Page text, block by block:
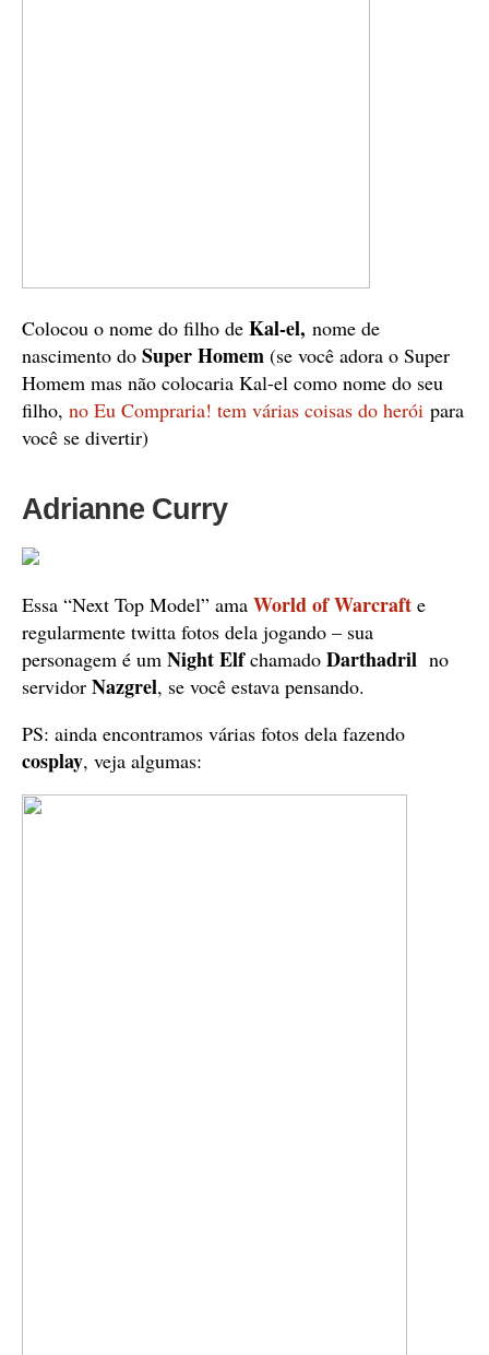
Colocou o nome do filho de Kal-el, nome de
nascimento do Super Homem (se você adora o Super
Homem mas não colocaria Kal-el como nome do seu
filho, no Eu Compraria! tem várias coisas do herói para
você se divertir)
Adrianne Curry
Essa “Next Top Model” ama World of Warcraft e
regularmente twitta fotos dela jogando – sua
personagem é um Night Elfchamado Darthadril no
servidor Nazgrel, se você estava pensando.
PS: ainda encontramos várias fotos dela fazendo
cosplay, veja algumas: